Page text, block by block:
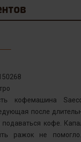
кофемашина
после
подаваться кофе.
ражок не